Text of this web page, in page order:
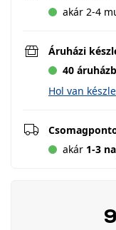
akár 2-4
Áruházi
40
Hol van
akár 1-3